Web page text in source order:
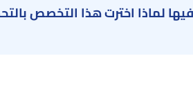
لماذا اخترت هذا التخصص